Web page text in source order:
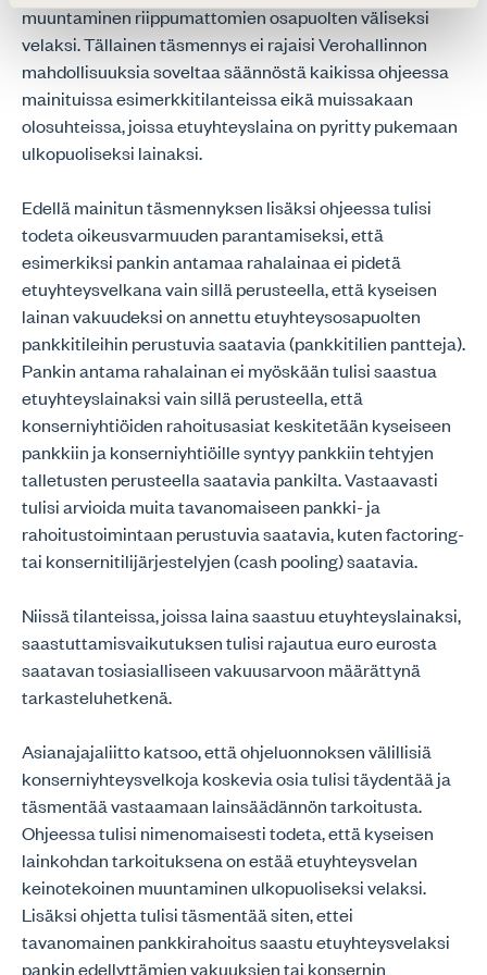
muuntaminen riippumattomien osapuolten väliseksi
velaksi. Tällainen täsmennys ei rajaisi Verohallinnon
mahdollisuuksia soveltaa säännöstä kaikissa ohjeessa
mainituissa esimerkkitilanteissa eikä muissakaan
olosuhteissa, joissa etuyhteyslaina on pyritty pukemaan
ulkopuoliseksi lainaksi.
Edellä mainitun täsmennyksen lisäksi ohjeessa tulisi
todeta oikeusvarmuuden parantamiseksi, että
esimerkiksi pankin antamaa rahalainaa ei pidetä
etuyhteysvelkana vain sillä perusteella, että kyseisen
lainan vakuudeksi on annettu etuyhteysosapuolten
pankkitileihin perustuvia saatavia (pankkitilien pantteja).
Pankin antama rahalainan ei myöskään tulisi saastua
etuyhteyslainaksi vain sillä perusteella, että
konserniyhtiöiden rahoitusasiat keskitetään kyseiseen
pankkiin ja konserniyhtiöille syntyy pankkiin tehtyjen
talletusten perusteella saatavia pankilta. Vastaavasti
tulisi arvioida muita tavanomaiseen pankki- ja
rahoitustoimintaan perustuvia saatavia, kuten factoring-
tai konsernitilijärjestelyjen (cash pooling) saatavia.
Niissä tilanteissa, joissa laina saastuu etuyhteyslainaksi,
saastuttamisvaikutuksen tulisi rajautua euro eurosta
saatavan tosiasialliseen vakuusarvoon määrättynä
tarkasteluhetkenä.
Asianajajaliitto katsoo, että ohjeluonnoksen välillisiä
konserniyhteysvelkoja koskevia osia tulisi täydentää ja
täsmentää vastaamaan lainsäädännön tarkoitusta.
Ohjeessa tulisi nimenomaisesti todeta, että kyseisen
lainkohdan tarkoituksena on estää etuyhteysvelan
keinotekoinen muuntaminen ulkopuoliseksi velaksi.
Lisäksi ohjetta tulisi täsmentää siten, ettei
tavanomainen pankkirahoitus saastu etuyhteysvelaksi
pankin edellyttämien vakuuksien tai konsernin